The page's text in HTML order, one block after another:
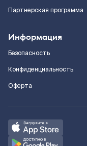
Партнерская программа
Информация
Безопасность
Конфиденциальность
Оферта